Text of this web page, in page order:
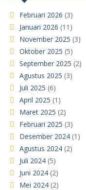
Februari 2026 (3)
Januari 2026 (11)
November 2025 (3)
Oktober 2025 (5)
September 2025 (2)
Agustus 2025 (3)
Juli 2025 (6)
April 2025 (1)
Maret 2025 (2)
Februari 2025 (3)
Desember 2024 (1)
Agustus 2024 (2)
Juli 2024 (5)
Juni 2024 (2)
Mei 2024 (2)